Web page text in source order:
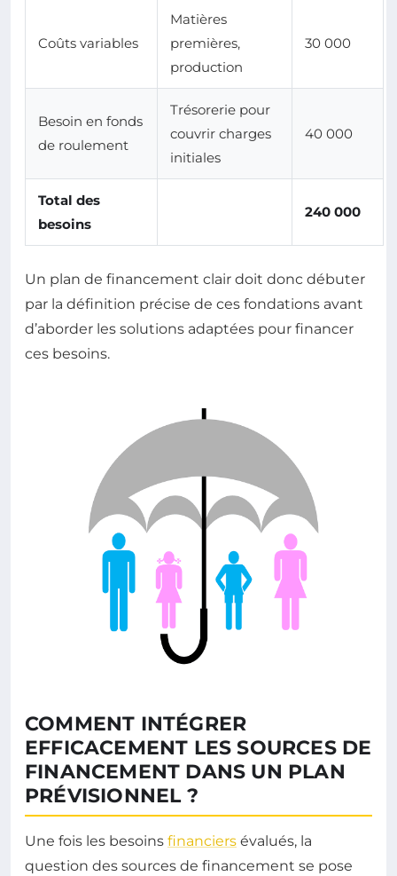
Coûts variables
Matières
premières,
production
30 000
Besoin en fonds
de roulement
Trésorerie pour
couvrir charges
initiales
40 000
Total des
besoins
240 000
Un plan de financement clair doit donc débuter
par la définition précise de ces fondations avant
d’aborder les solutions adaptées pour financer
ces besoins.
COMMENT INTÉGRER
EFFICACEMENT LES SOURCES DE
FINANCEMENT DANS UN PLAN
PRÉVISIONNEL ?
Une fois les besoins financiers évalués, la
question des sources de financement se pose